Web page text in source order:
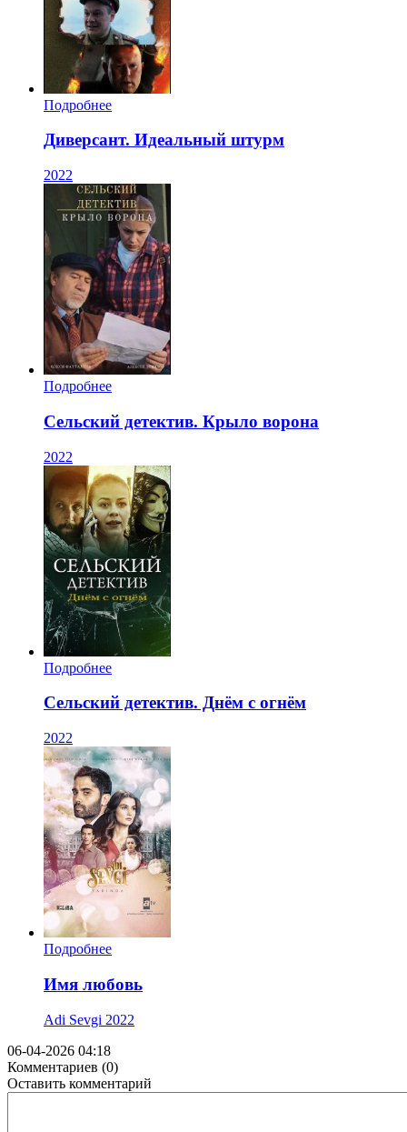
Подробнее
Диверсант. Идеальный штурм
2022
Подробнее
Сельский детектив. Крыло ворона
2022
Подробнее
Сельский детектив. Днём с огнём
2022
Подробнее
Имя любовь
Adi Sevgi 2022
06-04-2026 04:18
Комментариев (0)
Оставить комментарий